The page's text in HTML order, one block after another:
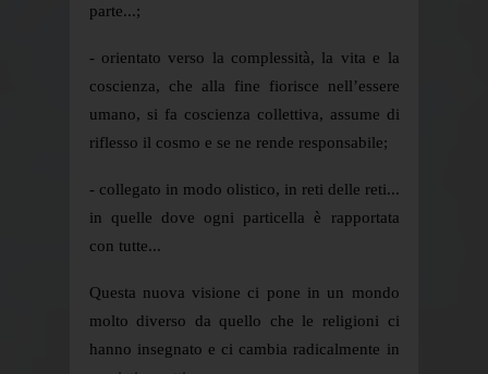
parte...;
- orientato verso la complessità, la vita e la
coscienza, che alla fine fiorisce nell’essere
umano, si fa coscienza collettiva, assume di
riflesso il cosmo e se ne rende responsabile;
- collegato in modo olistico, in reti delle reti...
in quelle dove ogni particella è rapportata
con tutte...
Questa nuova visione ci pone in un mondo
molto diverso da quello che le religioni ci
hanno insegnato e ci cambia radicalmente in